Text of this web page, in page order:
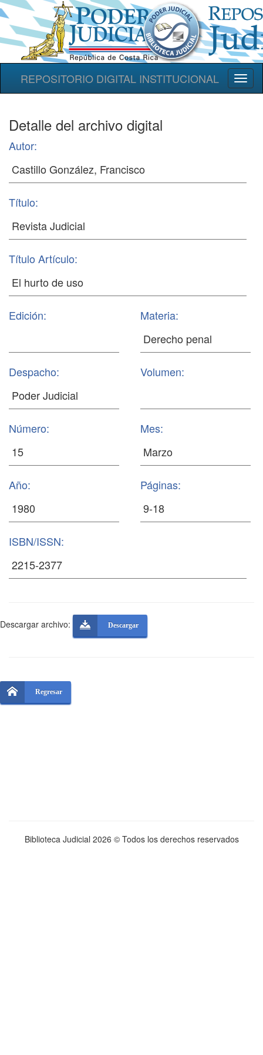
REPOSITORIO DIGITAL INSTITUCIONAL
Detalle del archivo digital
Autor:
Título:
Título Artículo:
Edición: Materia:
Despacho: Volumen:
Número: Mes:
Año: Páginas:
ISBN/ISSN:
Descargar archivo: Descargar
Regresar
Biblioteca Judicial 2026 © Todos los derechos reservados